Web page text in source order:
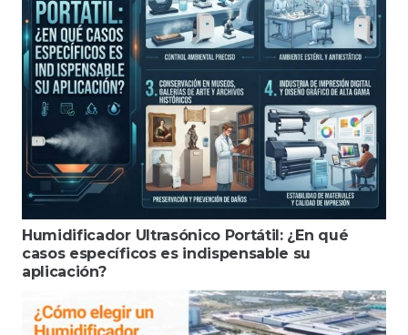
Humidificador Ultrasónico Portátil: ¿En qué
casos específicos es indispensable su
aplicación?